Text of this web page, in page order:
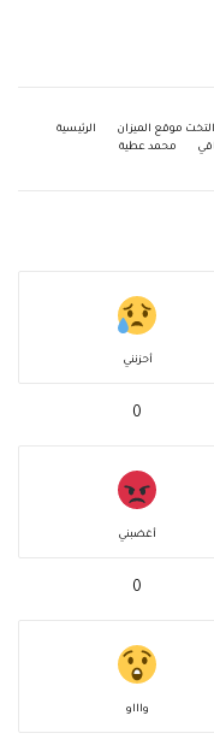
التخت موقع الميزان
الرئيسية
محمد عطية
أحزنني
0
أغضبني
0
واااو